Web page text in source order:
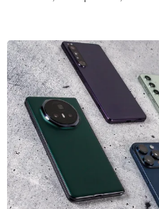
и, таким образом,
своим чрезвычайно
желании можно разместить
Некоторые мини-ПК очень
удивляют своей